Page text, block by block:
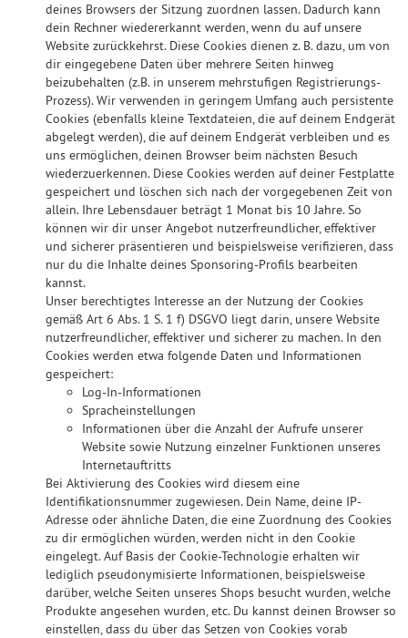
deines Browsers der Sitzung zuordnen lassen. Dadurch kann
dein Rechner wiedererkannt werden, wenn du auf unsere
Website zurückkehrst. Diese Cookies dienen z. B. dazu, um von
dir eingegebene Daten über mehrere Seiten hinweg
beizubehalten (z.B. in unserem mehrstufigen Registrierungs-
Prozess). Wir verwenden in geringem Umfang auch persistente
Cookies (ebenfalls kleine Textdateien, die auf deinem Endgerät
abgelegt werden), die auf deinem Endgerät verbleiben und es
uns ermöglichen, deinen Browser beim nächsten Besuch
wiederzuerkennen. Diese Cookies werden auf deiner Festplatte
gespeichert und löschen sich nach der vorgegebenen Zeit von
allein. Ihre Lebensdauer beträgt 1 Monat bis 10 Jahre. So
können wir dir unser Angebot nutzerfreundlicher, effektiver
und sicherer präsentieren und beispielsweise verifizieren, dass
nur du die Inhalte deines Sponsoring-Profils bearbeiten
kannst.
Unser berechtigtes Interesse an der Nutzung der Cookies
gemäß Art 6 Abs. 1 S. 1 f) DSGVO liegt darin, unsere Website
nutzerfreundlicher, effektiver und sicherer zu machen. In den
Cookies werden etwa folgende Daten und Informationen
gespeichert:
Log-In-Informationen
Spracheinstellungen
Informationen über die Anzahl der Aufrufe unserer
Website sowie Nutzung einzelner Funktionen unseres
Internetauftritts
Bei Aktivierung des Cookies wird diesem eine
Identifikationsnummer zugewiesen. Dein Name, deine IP-
Adresse oder ähnliche Daten, die eine Zuordnung des Cookies
zu dir ermöglichen würden, werden nicht in den Cookie
eingelegt. Auf Basis der Cookie-Technologie erhalten wir
lediglich pseudonymisierte Informationen, beispielsweise
darüber, welche Seiten unseres Shops besucht wurden, welche
Produkte angesehen wurden, etc. Du kannst deinen Browser so
einstellen, dass du über das Setzen von Cookies vorab